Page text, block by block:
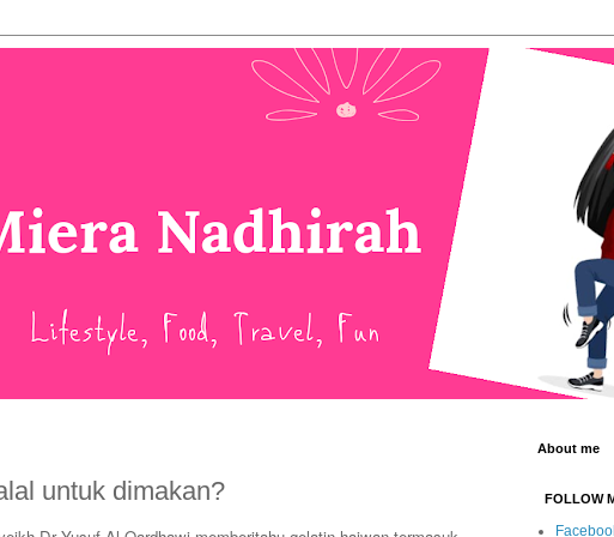
untuk dimakan?
About me
FOLLOW